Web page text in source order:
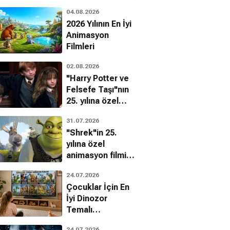
04.08.2026
2026 Yılının En İyi
Animasyon
Filmleri
02.08.2026
"Harry Potter ve
Felsefe Taşı"nın
25. yılına özel
bilinmeyenleri!
31.07.2026
"Shrek"in 25.
yılına özel
animasyon filmin
24.07.2026
Çocuklar İçin En
İyi Dinozor
Temalı